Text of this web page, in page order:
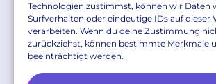
Technologien zustimmst, können wir Daten
Surfverhalten oder eindeutige IDs auf dieser
verarbeiten. Wenn du deine Zustimmung
zurückziehst, können bestimmte Merkmale
beeinträchtigt werden.
In welchen Branchen kann ich
Berater einsetzen?